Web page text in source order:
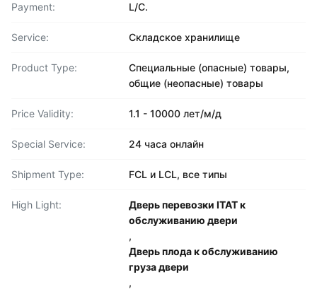
Payment: L/C.
Service: Складское хранилище
Product Type:
Специальные (опасные) товары,
общие (неопасные) товары
Price Validity: 1.1 - 10000 лет/м/д
Special Service: 24 часа онлайн
Shipment Type: FCL и LCL, все типы
High Light:
Дверь перевозки ITAT к
обслуживанию двери
,
Дверь плода к обслуживанию
груза двери
,